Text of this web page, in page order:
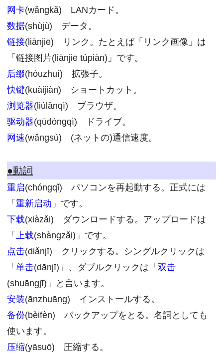
网卡(wǎngkǎ) LANカード。
数据(shùjù) データ。
链接(liànjiē) リンク。たとえば「リンク画像」は
「链接图片(liànjiē túpiàn)」です。
后缀(hòuzhuì) 拡張子。
快键(kuàijiàn) ショートカット。
浏览器(liúlǎnqì) ブラウザ。
驱动器(qūdòngqì) ドライブ。
网速(wǎngsù) (ネットの)通信速度。
●動詞
重启(chóngqǐ) パソコンを再起動する。正式には
「 重新启动 」です。
下载(xiàzǎi) ダウンロードする。アップロードは
「 上载(shàngzǎi)」です。
点击(diǎnjī) クリックする。シングルクリックは
「 单击(dānjī)」、ダブルクリックは「 双击
(shuāngjī)」と言います。
安装(ānzhuāng) インストールする。
备份(bèifèn) バックアップをとる。名詞としても
使います。
压缩(yāsuō) 圧縮する。